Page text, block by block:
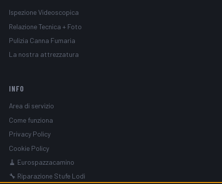
Ispezione Videoscopica
Relazione Tecnica + Foto
Pulizia Canna Fumaria
La nostra attrezzatura
INFO
Area di servizio
Come funziona
Privacy Policy
Cookie Policy
🧹 Eurospazzacamino
🔧 Riparazione Stufe Lodi